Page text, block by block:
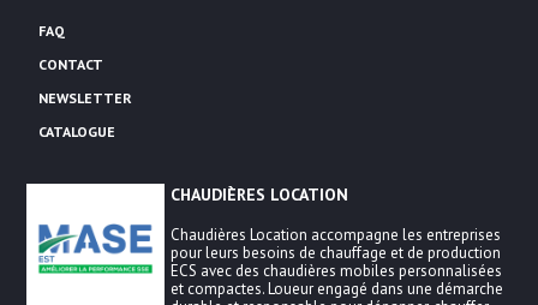
FAQ
CONTACT
NEWSLETTER
CATALOGUE
CHAUDIÈRES LOCATION
Chaudières Location accompagne les entreprises
pour leurs besoins de chauffage et de production
ECS avec des chaudières mobiles personnalisées
et compactes. Loueur engagé dans une démarche